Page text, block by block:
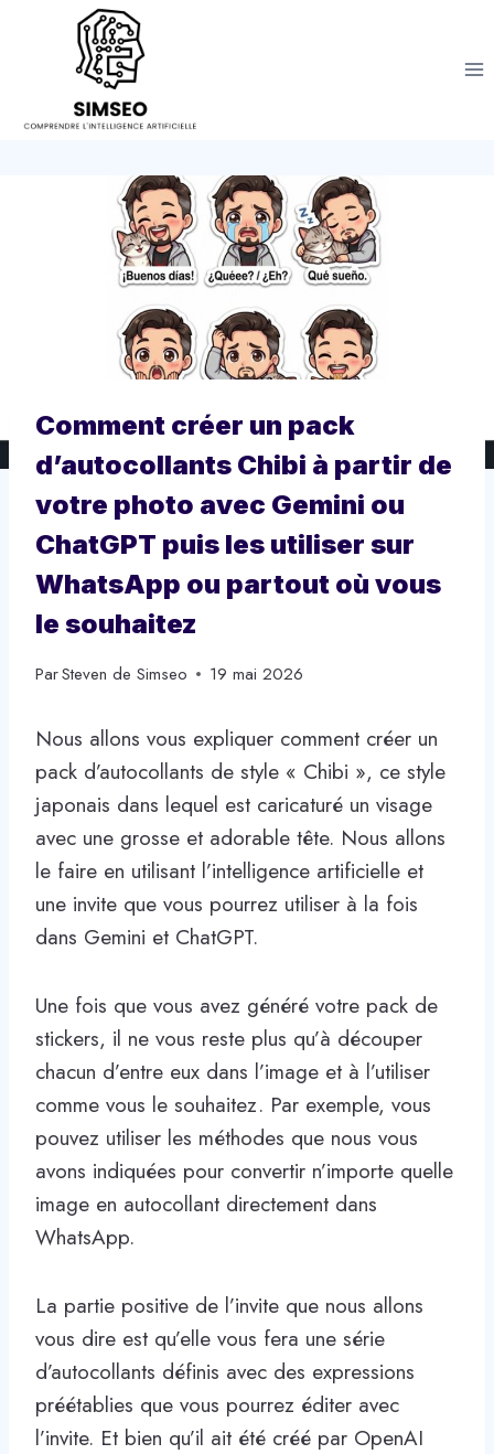
Comment créer un pack
d’autocollants Chibi à partir de
votre photo avec Gemini ou
ChatGPT puis les utiliser sur
WhatsApp ou partout où vous
le souhaitez
ParSteven de Simseo 19 mai 2026
Nous allons vous expliquer comment créer un
pack d’autocollants de style « Chibi », ce style
japonais dans lequel est caricaturé un visage
avec une grosse et adorable tête. Nous allons
le faire en utilisant l’intelligence artificielle et
une invite que vous pourrez utiliser à la fois
dans Gemini et ChatGPT.
Une fois que vous avez généré votre pack de
stickers, il ne vous reste plus qu’à découper
chacun d’entre eux dans l’image et à l’utiliser
comme vous le souhaitez. Par exemple, vous
pouvez utiliser les méthodes que nous vous
avons indiquées pour convertir n’importe quelle
image en autocollant directement dans
WhatsApp.
La partie positive de l’invite que nous allons
vous dire est qu’elle vous fera une série
d’autocollants définis avec des expressions
préétablies que vous pourrez éditer avec
l’invite. Et bien qu’il ait été créé par OpenAI